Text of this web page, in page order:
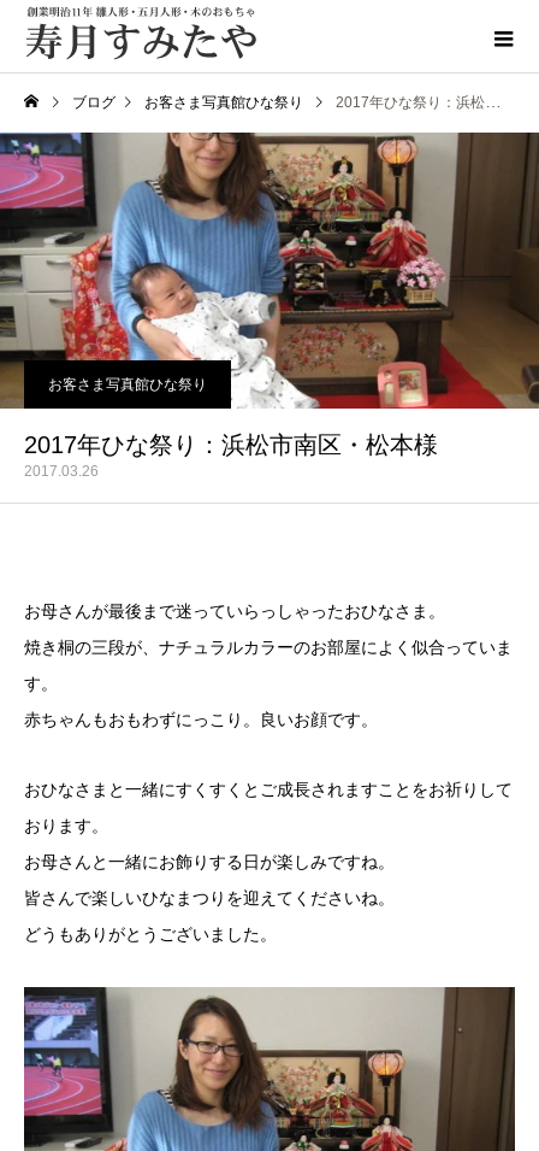
ブログ お客さま写真館ひな祭り 2017年ひな祭り：浜松市南区・松本様
お客さま写真館ひな祭り
2017年ひな祭り：浜松市南区・松本様
2017.03.26
お母さんが最後まで迷っていらっしゃったおひなさま。
焼き桐の三段が、ナチュラルカラーのお部屋によく似合っていま
す。
赤ちゃんもおもわずにっこり。良いお顔です。
おひなさまと一緒にすくすくとご成長されますことをお祈りして
おります。
お母さんと一緒にお飾りする日が楽しみですね。
皆さんで楽しいひなまつりを迎えてくださいね。
どうもありがとうございました。